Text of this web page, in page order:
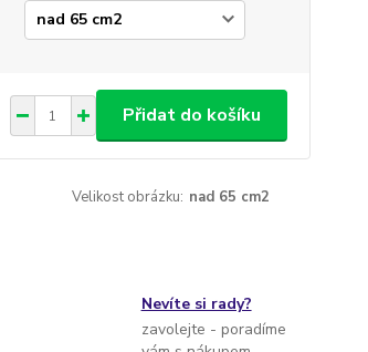
Přidat do košíku
Velikost obrázku: nad 65 cm2
Nevíte si rady?
zavolejte - poradíme